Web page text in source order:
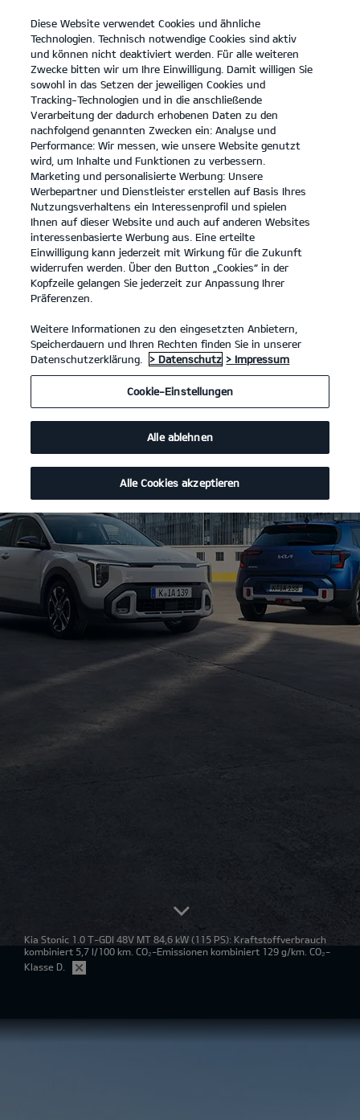
open
menu
KONTAKT
Der neue Kia Stonic
... ... DER NEUE KIA STONIC
Der neue Kia Stonic.
Geh deinen eigenen Weg.
Kia Stonic 1.0 T-GDI 48V MT 84,6 kW (115 PS): Kraftstoffverbrauch
kombiniert 5,7 l/100 km. CO₂-Emissionen kombiniert 129 g/km. CO₂-
Klasse D.
Diese Website verwendet Cookies und ähnliche
Technologien. Technisch notwendige Cookies sind aktiv
und können nicht deaktiviert werden. Für alle weiteren
Zwecke bitten wir um Ihre Einwilligung. Damit willigen Sie
sowohl in das Setzen der jeweiligen Cookies und
Tracking-Technologien und in die anschließende
Verarbeitung der dadurch erhobenen Daten zu den
nachfolgend genannten Zwecken ein: Analyse und
Performance: Wir messen, wie unsere Website genutzt
wird, um Inhalte und Funktionen zu verbessern.
Marketing und personalisierte Werbung: Unsere
Werbepartner und Dienstleister erstellen auf Basis Ihres
Nutzungsverhaltens ein Interessenprofil und spielen
Ihnen auf dieser Website und auch auf anderen Websites
interessenbasierte Werbung aus. Eine erteilte
Einwilligung kann jederzeit mit Wirkung für die Zukunft
widerrufen werden. Über den Button „Cookies“ in der
Kopfzeile gelangen Sie jederzeit zur Anpassung Ihrer
Präferenzen.
Weitere Informationen zu den eingesetzten Anbietern,
Speicherdauern und Ihren Rechten finden Sie in unserer
Datenschutzerklärung.
> Datenschutz > Impressum
Cookie-Einstellungen
Alle ablehnen
Alle Cookies akzeptieren